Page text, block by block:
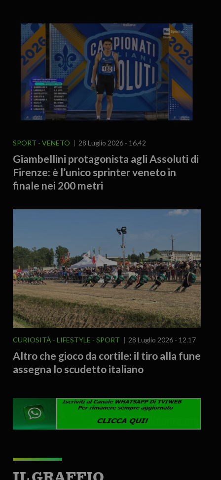
SPORT VENETO 28 Luglio 2026 - 16.42
Giambellini protagonista agli Assoluti di
Firenze: è l’unico sprinter veneto in
finale nei 200 metri
CURIOSITÀ - LIFESTYLE SPORT 28 Luglio 2026 - 12.17
Altro che gioco da cortile: il tiro alla fune
assegna lo scudetto italiano